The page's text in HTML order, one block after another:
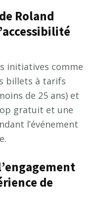
Roland
initiatives comme
billets à tarifs
de 25 ans) et
gratuit et une
l’événement
de